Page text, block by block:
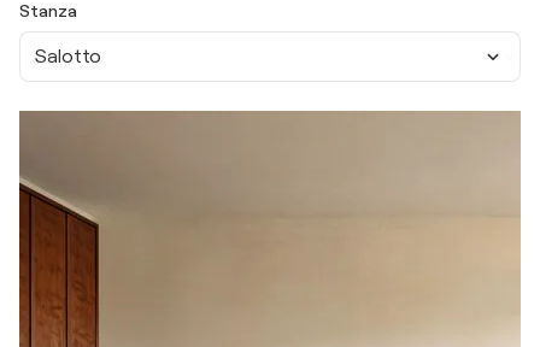
Stanza
Salotto